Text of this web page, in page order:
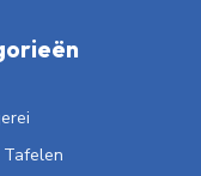
Tafelen